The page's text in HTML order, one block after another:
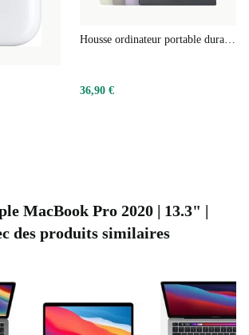
36,90 €
MacBook Pro 2020 | 13.3" |
des produits similaires